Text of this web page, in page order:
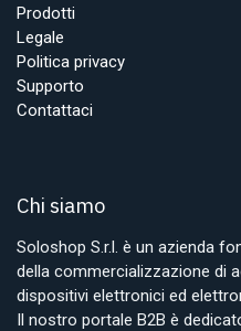
Prodotti
Legale
Politica privacy
Supporto
Contattaci
Chi siamo
Soloshop S.r.l. è un azienda
della commercializzazione di
dispositivi elettronici ed
Il nostro portale B2B è